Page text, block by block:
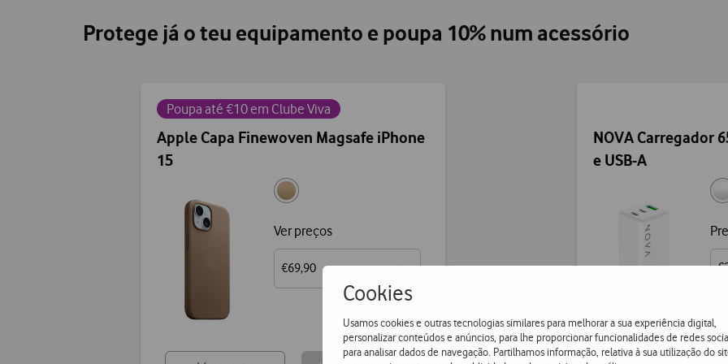
Cookies
Usamos cookies e outras tecnologias similares para melhorar a sua experiência digital,
personalizar conteúdos e anúncios, para lhe proporcionar funcionalidades de redes
para analisar dados de navegação. Partilhamos informação, relativa à sua utilização do
Protege já o teu equipamento e poupa 10% num acessório
Poupa até €10 em Clube Viva
Apple Capa Finewoven Magsafe iPhone
15
Ver preços
€69,90
NOVA Carregador
e USB-A